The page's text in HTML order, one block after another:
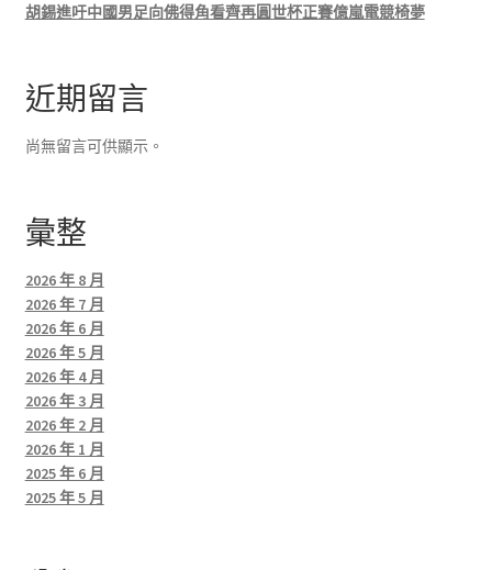
胡錫進吁中國男足向佛得角看齊再圓世杯正賽億嵐電競椅夢
近期留言
尚無留言可供顯示。
彙整
2026 年 8 月
2026 年 7 月
2026 年 6 月
2026 年 5 月
2026 年 4 月
2026 年 3 月
2026 年 2 月
2026 年 1 月
2025 年 6 月
2025 年 5 月